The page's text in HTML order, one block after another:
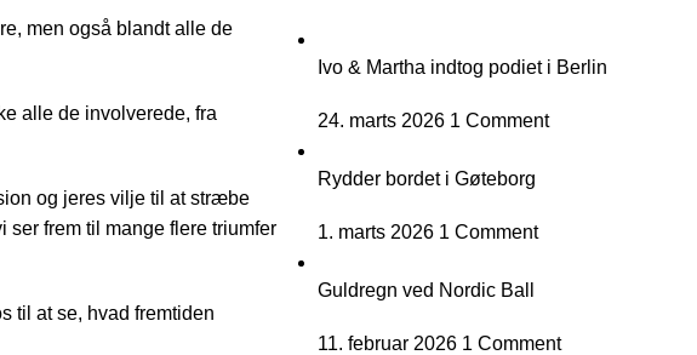
men også blandt alle de
alle de involverede, fra
og jeres vilje til at stræbe
ser frem til mange flere triumfer
til at se, hvad fremtiden
Ivo & Martha indtog podiet i Berlin
24. marts 2026 1 Comment
Rydder bordet i Gøteborg
1. marts 2026 1 Comment
Guldregn ved Nordic Ball
11. februar 2026 1 Comment